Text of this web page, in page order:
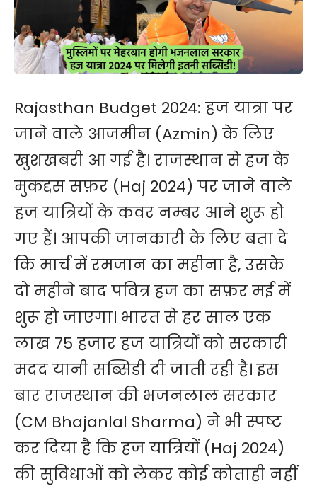
Rajasthan Budget 2024: हज यात्रापर
जाने वाले आजमीन (Azmin) के लिए
खुशखबरी आ गई है। राजस्थान से हज के
मुकद्दस सफ़र (Haj 2024) पर जाने वाले
हज यात्रियों के कवर नम्बर आने शुरू हो
गए हैं। आपकी जानकारी के लिए बता दे
कि मार्च में रमजान का महीना है, उसके
दो महीने बाद पवित्र हज का सफ़र मई में
शुरू हो जाएगा। भारत से हर साल एक
लाख 75 हजार हज यात्रियों को सरकारी
मदद यानी सब्सिडी दी जाती रही है। इस
बार राजस्थान की भजनलाल सरकार
(CM Bhajanlal Sharma) ने भी स्पष्ट
कर दिया है कि हज यात्रियों (Haj 2024)
की सुविधाओं को लेकर कोई कोताही नहीं